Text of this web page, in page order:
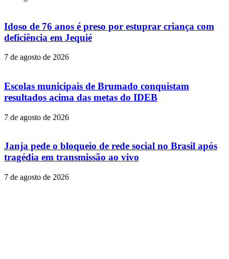
Idoso de 76 anos é preso por estuprar criança com
deficiência em Jequié
7 de agosto de 2026
Escolas municipais de Brumado conquistam
resultados acima das metas do IDEB
7 de agosto de 2026
Janja pede o bloqueio de rede social no Brasil após
tragédia em transmissão ao vivo
7 de agosto de 2026